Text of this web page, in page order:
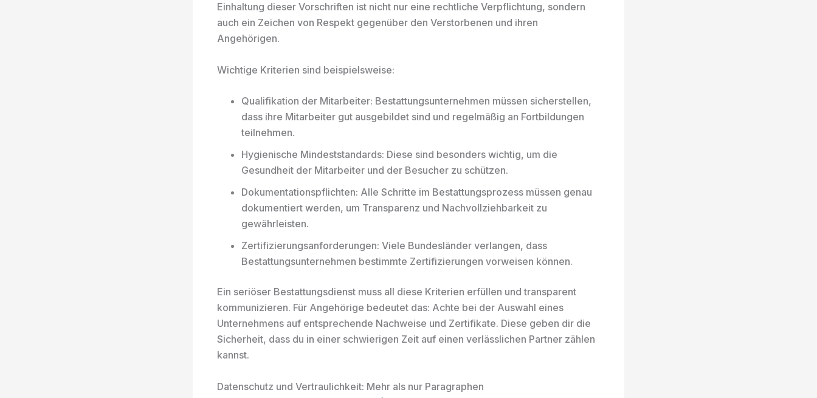
Einhaltung dieser Vorschriften ist nicht nur eine rechtliche Verpflichtung, sondern
auch ein Zeichen von Respekt gegenüber den Verstorbenen und ihren
Angehörigen.
Wichtige Kriterien sind beispielsweise:
Qualifikation der Mitarbeiter: Bestattungsunternehmen müssen sicherstellen,
dass ihre Mitarbeiter gut ausgebildet sind und regelmäßig an Fortbildungen
teilnehmen.
Hygienische Mindeststandards: Diese sind besonders wichtig, um die
Gesundheit der Mitarbeiter und der Besucher zu schützen.
Dokumentationspflichten: Alle Schritte im Bestattungsprozess müssen genau
dokumentiert werden, um Transparenz und Nachvollziehbarkeit zu
gewährleisten.
Zertifizierungsanforderungen: Viele Bundesländer verlangen, dass
Bestattungsunternehmen bestimmte Zertifizierungen vorweisen können.
Ein seriöser Bestattungsdienst muss all diese Kriterien erfüllen und transparent
kommunizieren. Für Angehörige bedeutet das: Achte bei der Auswahl eines
Unternehmens auf entsprechende Nachweise und Zertifikate. Diese geben dir die
Sicherheit, dass du in einer schwierigen Zeit auf einen verlässlichen Partner zählen
kannst.
Datenschutz und Vertraulichkeit: Mehr als nur Paragraphen